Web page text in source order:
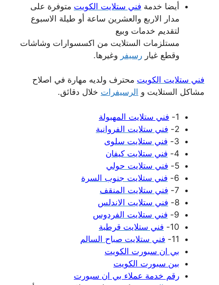
أيضا خدمة فني ستلايت الكويت متوفرة على
مدار الاربع والعشرين ساعة أو طيلة الاسبوع
لتقديم خدمات وبيع
مستلزمات الستلايت من اكسسوارات وشاشات
وقطع غيار رسيفر وغيرها.
فني ستلايت الكويت محترف ولديه مهارة في اصلاح
مشاكل الستلايت و الرسيفرات خلال دقائق.
1-
فني ستلايت المهبولة
2-
فني ستلايت الفروانية
3-
فني ستلايت سلوى
4-
فني ستلايت كيفان
5-
فني ستلايت حولي
6-
فني ستلايت جنوب السرة
7-
فني ستلايت المنقف
8-
فني ستلايت الاندلس
9-
فني ستلايت الفردوس
10-
فني ستلايت قرطبة
11-
فني ستلايت صباح السالم
بي ان سبورت الكويت
بين سبورت الكويت
رقم خدمة عملاء بي ان سبورت